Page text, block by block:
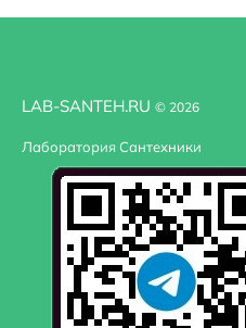
Монтаж: настенный.
Полотенцесушитель - 1
Корпус угловой
Штуцер для
Прокладка
Заглушка угла - 3 шт.
Заглушка
Прокладка
Отражатель
LAB-SANTEH.RU © 2026
Лаборатория Сантехники